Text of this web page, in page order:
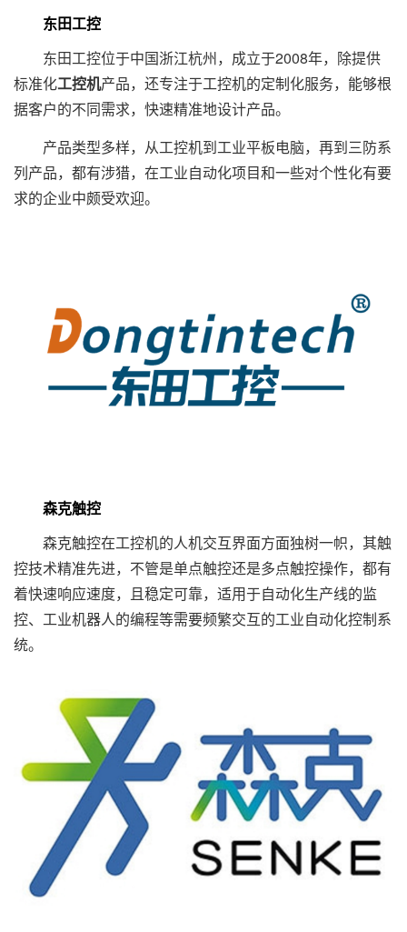
东田工控
东田工控位于中国浙江杭州，成立于2008年，除提供
标准化工控机产品，还专注于工控机的定制化服务，能够根
据客户的不同需求，快速精准地设计产品。
产品类型多样，从工控机到工业平板电脑，再到三防系
列产品，都有涉猎，在工业自动化项目和一些对个性化有要
求的企业中颇受欢迎。
森克触控
森克触控在工控机的人机交互界面方面独树一帜，其触
控技术精准先进，不管是单点触控还是多点触控操作，都有
着快速响应速度，且稳定可靠，适用于自动化生产线的监
控、工业机器人的编程等需要频繁交互的工业自动化控制系
统。